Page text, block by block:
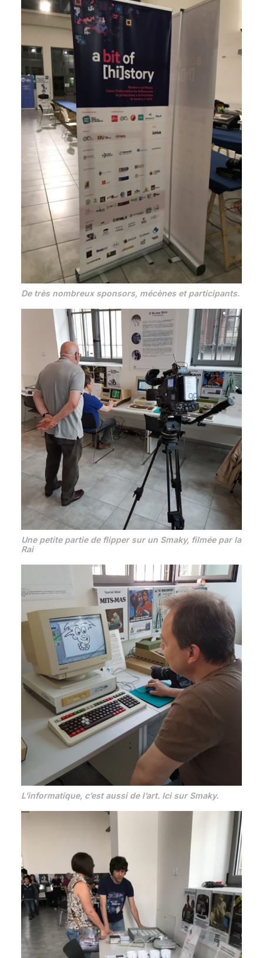
De très nombreux sponsors, mécènes et participants.
Une petite partie de flipper sur un Smaky, filmée par la
Rai
L’informatique, c’est aussi de l’art. Ici sur Smaky.